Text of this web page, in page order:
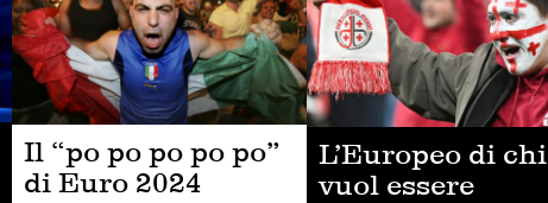
Il “po po po po po”
di Euro 2024
L’Europeo di chi
vuol essere